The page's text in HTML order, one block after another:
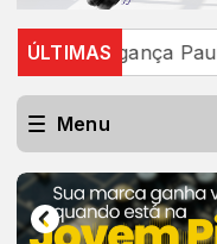
ÚLTIMAS
Bragança Paulista
Menu